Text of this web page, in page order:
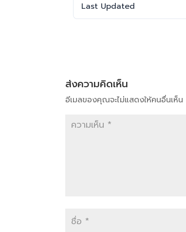
Last Updated
ส่งความคิดเห็น
อีเมลของคุณจะไม่แสดงให้คนอื่นเห็น